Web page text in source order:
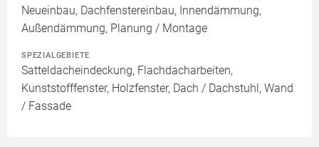
Neueinbau, Dachfenstereinbau, Innendämmung,
Außendämmung, Planung / Montage
SPEZIALGEBIETE
Satteldacheindeckung, Flachdacharbeiten,
Kunststofffenster, Holzfenster, Dach / Dachstuhl, Wand
/ Fassade